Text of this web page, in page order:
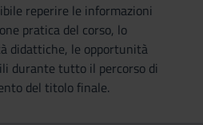
reperire le informazioni
pratica del corso, lo
didattiche, le opportunità
durante tutto il percorso di
del titolo finale.